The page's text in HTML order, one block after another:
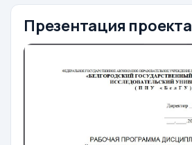
Презентация проекта